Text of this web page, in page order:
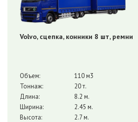
Volvo, сцепка, конники 8 шт, ремни
Объем:
110 м3
Тоннаж:
20 т.
Длина:
8.2 м.
Ширина:
2.45 м.
Высота:
2.7 м.